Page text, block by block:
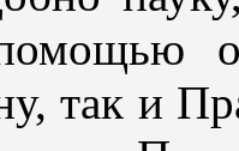
так и